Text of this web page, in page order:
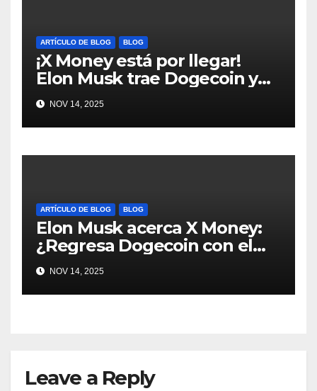
ARTÍCULO DE BLOG BLOG
¡X Money está por llegar!
Elon Musk trae Dogecoin y
más al mundo de pagos
#Crypto #Dogecoin
NOV 14, 2025
ARTÍCULO DE BLOG BLOG
Elon Musk acerca X Money:
¿Regresa Dogecoin con el
nuevo pago nativo? #Cripto
#Dogecoin
NOV 14, 2025
Leave a Reply